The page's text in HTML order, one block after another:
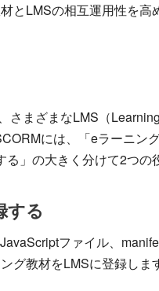
とLMSの相互運用性を
さまざまなLMS（
には、「eラーニン
」の大きく分けて2つの
する
ファイル、
グ教材をLMSに登録しま